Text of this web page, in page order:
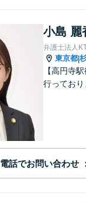
小島 麗
弁護士法人
東京都|
【高円寺
行ってお
電話でお問い合わせ